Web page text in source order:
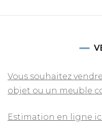
Vous souhaitez
objet ou un meuble
Estimation en ligne